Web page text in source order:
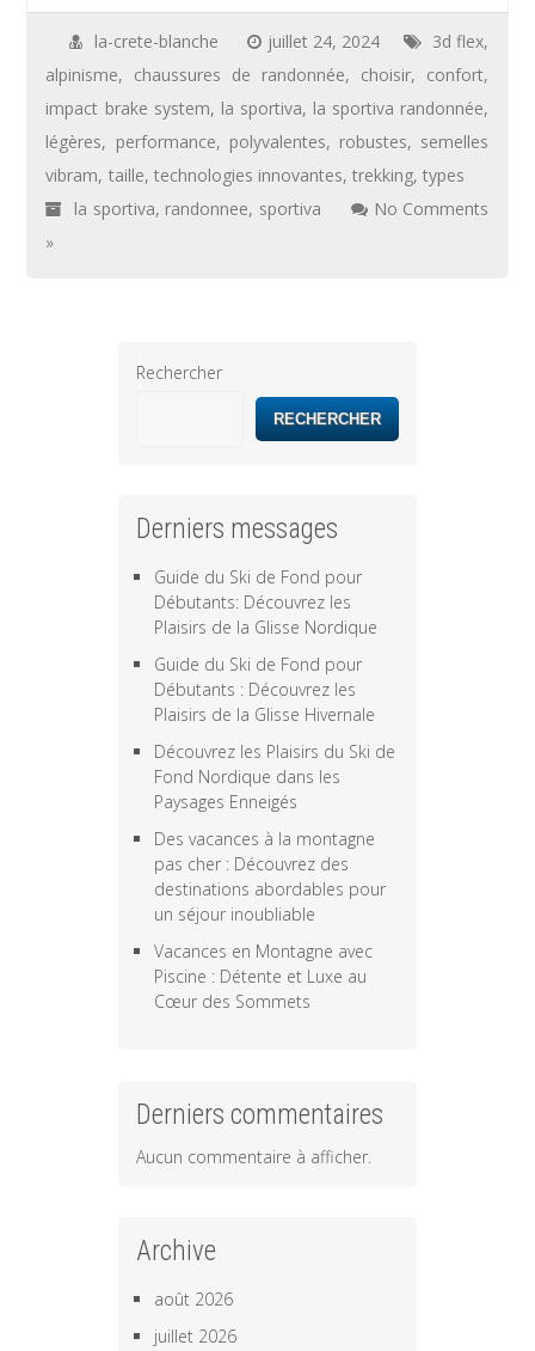
la-crete-blanche juillet 24, 2024 3d flex,
alpinisme, chaussures de randonnée, choisir, confort,
impact brake system, la sportiva, la sportiva randonnée,
légères, performance, polyvalentes, robustes, semelles
vibram, taille, technologies innovantes,trekking,types
la sportiva, randonnee, sportiva
No Comments
»
Rechercher
RECHERCHER
Derniers messages
Guide du Ski de Fond pour
Débutants: Découvrez les
Plaisirs de la Glisse Nordique
Guide du Ski de Fond pour
Débutants : Découvrez les
Plaisirs de la Glisse Hivernale
Découvrez les Plaisirs du Ski de
Fond Nordique dans les
Paysages Enneigés
Des vacances à la montagne
pas cher : Découvrez des
destinations abordables pour
un séjour inoubliable
Vacances en Montagne avec
Piscine : Détente et Luxe au
Cœur des Sommets
Derniers commentaires
Aucun commentaire à afficher.
Archive
août 2026
juillet 2026